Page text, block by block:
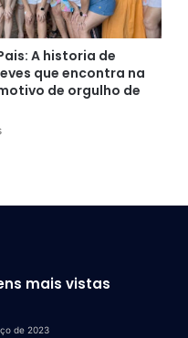
A historia de
que encontra na
de orgulho de
mais vistas
de 2023